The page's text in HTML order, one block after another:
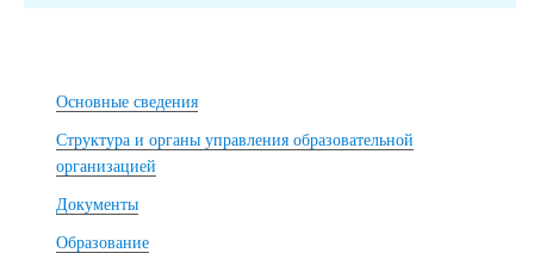
Основные сведения
Структура и органы управления образовательной
организацией
Документы
Образование